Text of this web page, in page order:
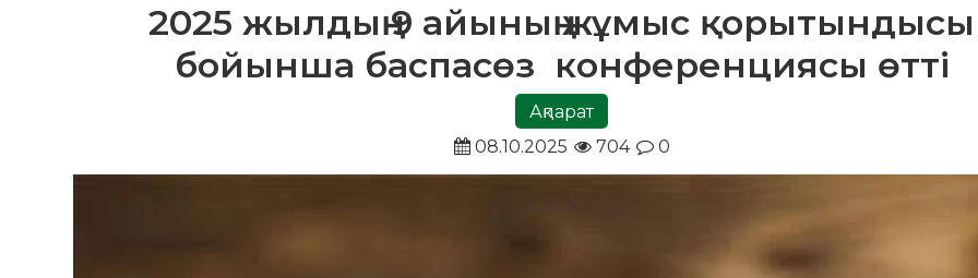
2025 жылдың 9 айының жұмыс қорытындысы
бойынша баспасөз конференциясы өтті
Ақпарат
08.10.2025
704 0